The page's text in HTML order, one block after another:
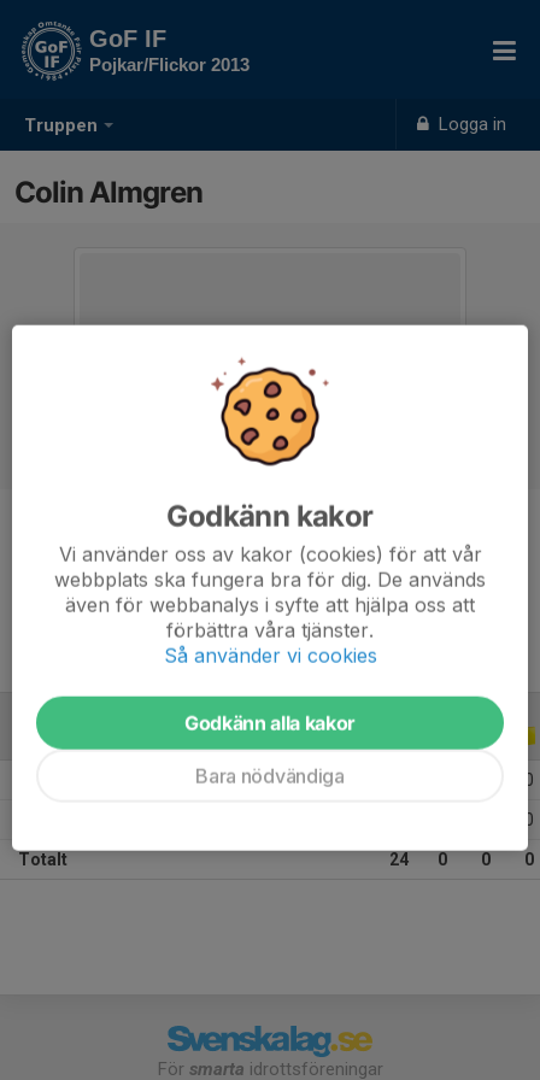
Truppen Logga in
GoF IF
Pojkar/Flickor 2013
Colin Almgren
Ålder
11 år
ALLA SERIER
0
0
Totalt 24 0 0 0
För smarta idrottsföreningar
Godkänn kakor
Vi använder oss av kakor (cookies) för att vår
webbplats ska fungera bra för dig. De används
även för webbanalys i syfte att hjälpa oss att
förbättra våra tjänster.
Så använder vi cookies
Godkänn alla kakor
Bara nödvändiga